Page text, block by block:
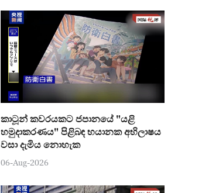
කාටූන් කවරයකට ජපානයේ "යළි
හමුදාකරණය" පිළිබඳ භයානක අභිලාෂය
වසා දැමිය නොහැක
06-Aug-2026